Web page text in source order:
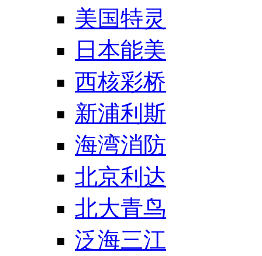
美国特灵
日本能美
西核彩桥
新浦利斯
海湾消防
北京利达
北大青鸟
泛海三江